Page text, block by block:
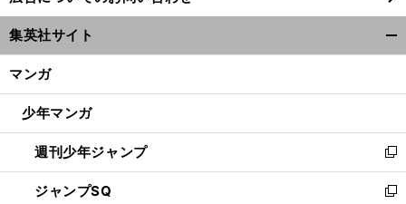
ウ
ィ
ン
ウ
開
く
集英社サイト
マンガ
少年マンガ
週刊少年ジャンプ
新
し
い
ジャンプSQ
新